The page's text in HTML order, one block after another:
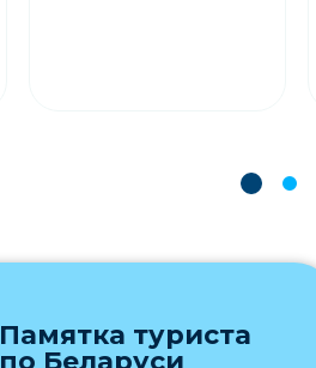
Памятка туриста
по Беларуси